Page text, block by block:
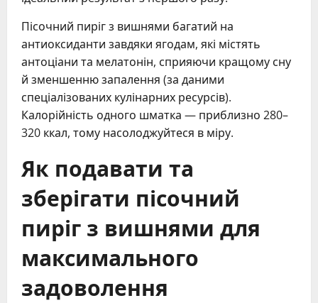
Пісочний пиріг з вишнями багатий на
антиоксиданти завдяки ягодам, які містять
антоціани та мелатонін, сприяючи кращому сну
й зменшенню запалення (за даними
спеціалізованих кулінарних ресурсів).
Калорійність одного шматка — приблизно 280–
320 ккал, тому насолоджуйтеся в міру.
Як подавати та
зберігати пісочний
пиріг з вишнями для
максимального
задоволення